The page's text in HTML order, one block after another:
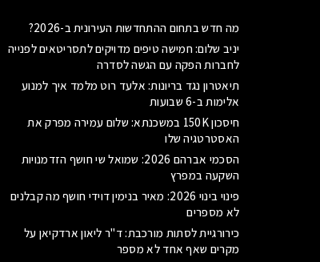
מה חדש בתחום ההתחדשות העירונית ב-2026?
יניב שלום: חמישה טיפים מדויקים לתסריטאים לפנייה
לחברות הפקה עם הגשה לסדרה
תיאטרון נגד בריונות: אלעד רוט מלמד איך למנוע
אלימות ב-6 שבועות
חיסכון 150K במשכנתא: שלום עמירה מפרק את
האסטרטגיה שלו
הסכמי אברהם 2026: שמואל שי חושף הזדמנויות
השקעה במפרץ
פינוי בינוי 2026: מאיר בנימין דוידי חושף מה קבלנים
לא מספרים
כירורגיית לסתות מורכבת: ד"ר ליאון ארדקיאן על
מקרים שאף אחד לא מספר